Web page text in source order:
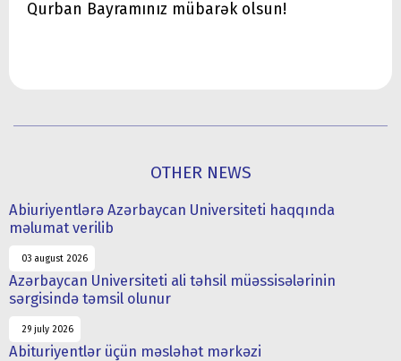
Qurban Bayramınız mübarək olsun!
OTHER NEWS
Abiuriyentlərə Azərbaycan Universiteti haqqında
məlumat verilib
03 august 2026
Azərbaycan Universiteti ali təhsil müəssisələrinin
sərgisində təmsil olunur
29 july 2026
Abituriyentlər üçün məsləhət mərkəzi